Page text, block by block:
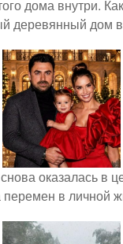
дома внутри.
деревянный дом
оказалась в
перемен в личной